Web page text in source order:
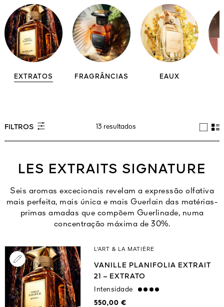
EXTRATOS FRAGRÂNCIAS EAUX
FILTROS 13 resultados
LES EXTRAITS SIGNATURE
Seis aromas excecionais revelam a expressão olfativa
mais perfeita, mais única e mais Guerlain das matérias-
primas amadas que compõem Guerlinade, numa
concentração máxima de 30%.
L'ART & LA MATIÈRE
VANILLE PLANIFOLIA EXTRAIT
21 – EXTRATO
Intensidade strong
550,00 €